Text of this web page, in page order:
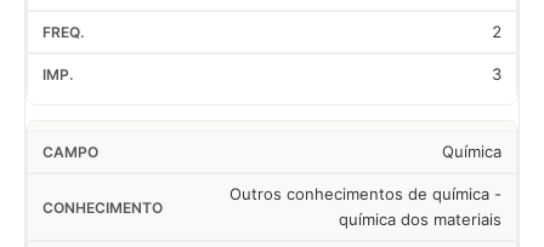
2
3
Química
Outros conhecimentos de química -
química dos materiais